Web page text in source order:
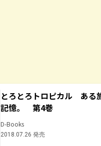
とろとろトロピカル ある
記憶。 第4巻
D-Books
2018.07.26 発売